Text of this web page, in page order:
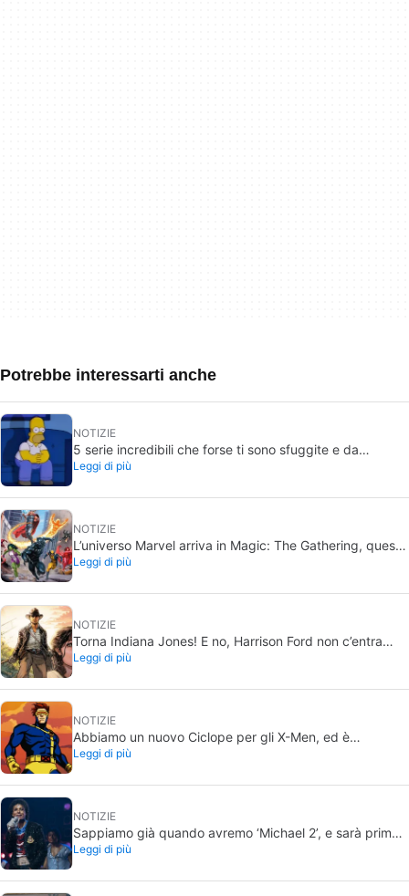
Potrebbe interessarti anche
NOTIZIE
5 serie incredibili che forse ti sono sfuggite e da
recuperare in estate
Leggi di più
NOTIZIE
L’universo Marvel arriva in Magic: The Gathering, questa
volta in grande stile
Leggi di più
NOTIZIE
Torna Indiana Jones! E no, Harrison Ford non c’entra
nulla con questo progetto
Leggi di più
NOTIZIE
Abbiamo un nuovo Ciclope per gli X-Men, ed è
semplicemente perfetto
Leggi di più
NOTIZIE
Sappiamo già quando avremo ‘Michael 2’, e sarà prima
di quanto immagini
Leggi di più